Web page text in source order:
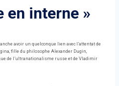
en interne »
avoir un quelconque lien avec l’attentat de
fille du philosophe Alexander Dugin,
de l’ultranationalisme russe et de Vladimir